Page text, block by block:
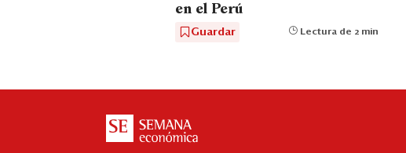
en el Perú
Guardar Lectura de 2 min